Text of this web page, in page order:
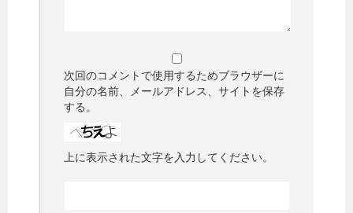
次回のコメントで使用するためブラウザーに
自分の名前、メールアドレス、サイトを保存
する。
上に表示された文字を入力してください。